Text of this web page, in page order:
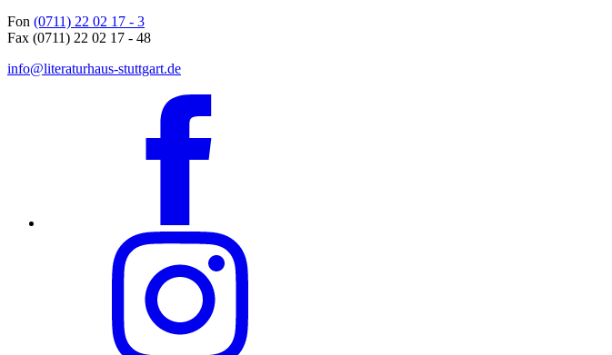
Fon (0711) 22 02 17 - 3
Fax (0711) 22 02 17 - 48
info@literaturhaus-stuttgart.de